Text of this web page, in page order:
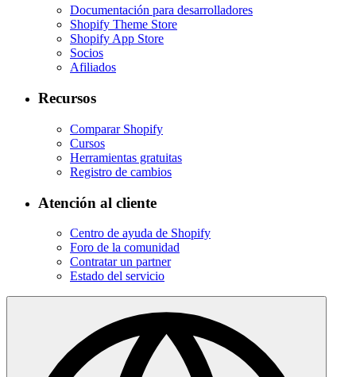
Documentación para desarrolladores
Shopify Theme Store
Shopify App Store
Socios
Afiliados
Recursos
Comparar Shopify
Cursos
Herramientas gratuitas
Registro de cambios
Atención al cliente
Centro de ayuda de Shopify
Foro de la comunidad
Contratar un partner
Estado del servicio